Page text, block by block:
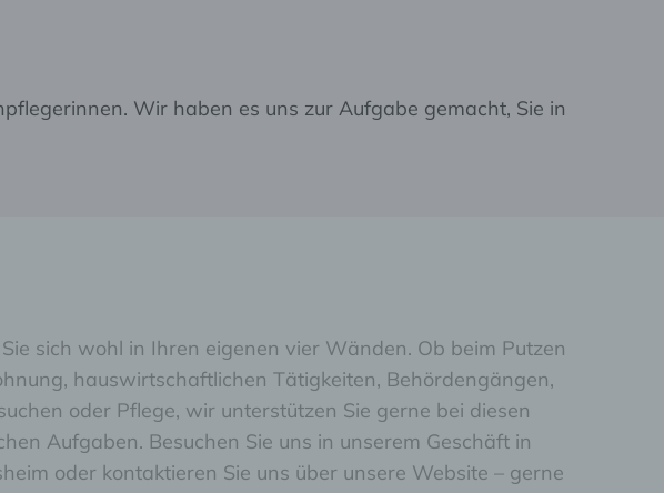
Wir haben es uns zur Aufgabe gemacht, Sie in
Sie sich wohl in Ihren eigenen vier Wänden. Ob beim Putzen
hauswirtschaftlichen Tätigkeiten, Behördengängen,
oder Pflege, wir unterstützen Sie gerne bei diesen
Aufgaben. Besuchen Sie uns in unserem Geschäft in
oder kontaktieren Sie uns über unsere Website – gerne